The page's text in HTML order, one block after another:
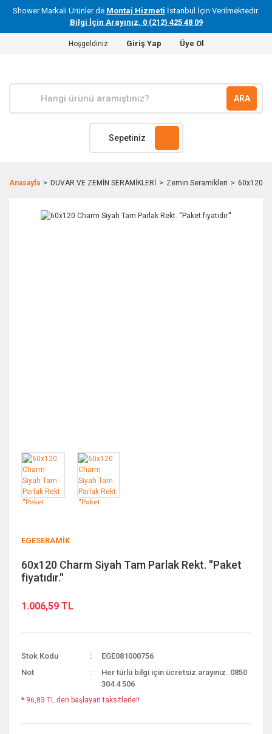
Shower Markalı Ürünler de Montaj Hizmeti İstanbul İçin Verilmektedir.
Bilgi İçin Arayınız. 0 (212) 425 48 09
Hoşgeldiniz Giriş Yap Üye Ol
ARA
Sepetiniz
Anasayfa DUVAR VE ZEMİN SERAMİKLERİ Zemin Seramikleri 60x120
EGESERAMİK
60x120 Charm Siyah Tam Parlak Rekt. ''Paket
fiyatıdır.''
1.006,59 TL
Stok Kodu
EGE081000756
Not
Her türlü bilgi için ücretsiz arayınız. 0850
304 4 506
* 96,83 TL den başlayan taksitlerle!!